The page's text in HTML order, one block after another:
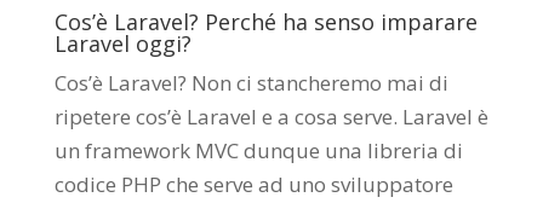
Cos’è Laravel? Perché ha senso imparare
Laravel oggi?
Cos’è Laravel? Non ci stancheremo mai di
ripetere cos’è Laravel e a cosa serve. Laravel è
un framework MVC dunque una libreria di
codice PHP che serve ad uno sviluppatore